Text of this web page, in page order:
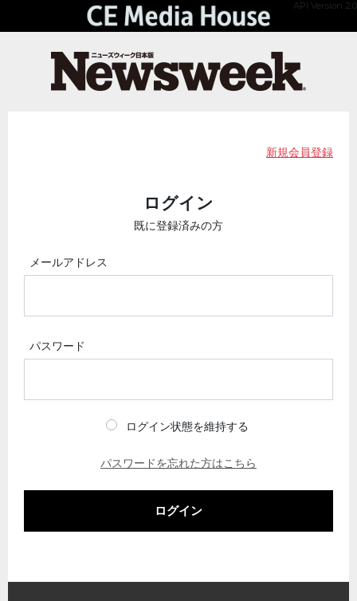
API Version 2.0
新規会員登録
ログイン
既に登録済みの方
メールアドレス
パスワード
ログイン状態を維持する
パスワードを忘れた方はこちら
ログイン